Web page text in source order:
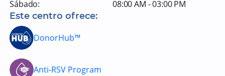
Sábado:
08:00 AM - 03:00 PM
Este centro ofrece:
DonorHub™
Anti-RSV Program